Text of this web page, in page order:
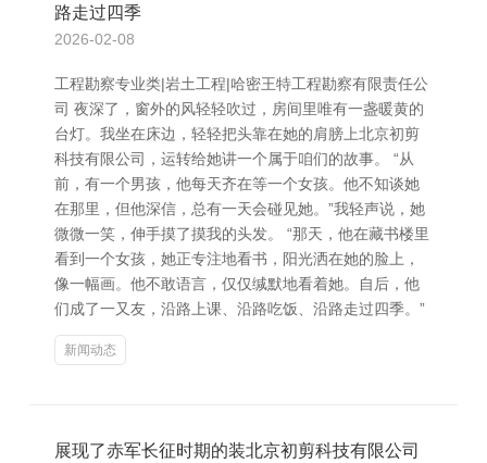
路走过四季
2026-02-08
工程勘察专业类|岩土工程|哈密王特工程勘察有限责任公
司 夜深了，窗外的风轻轻吹过，房间里唯有一盏暖黄的
台灯。我坐在床边，轻轻把头靠在她的肩膀上北京初剪
科技有限公司，运转给她讲一个属于咱们的故事。 “从
前，有一个男孩，他每天齐在等一个女孩。他不知谈她
在那里，但他深信，总有一天会碰见她。”我轻声说，她
微微一笑，伸手摸了摸我的头发。 “那天，他在藏书楼里
看到一个女孩，她正专注地看书，阳光洒在她的脸上，
像一幅画。他不敢语言，仅仅缄默地看着她。自后，他
们成了一又友，沿路上课、沿路吃饭、沿路走过四季。”
新闻动态
展现了赤军长征时期的装北京初剪科技有限公司